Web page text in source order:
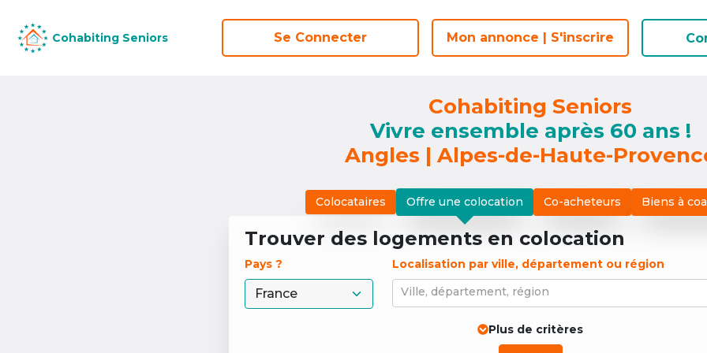
Cohabiting Seniors Se Connecter Mon annonce | S'inscrire
Cohabiting Seniors Se Connecter Mon annonce | S'inscrire
Cohabiting Seniors
Vivre ensemble après 60 ans !
Angles | Alpes-de-Haute-
Colocataires Offre une colocation Co-acheteurs Biens à
Trouver des logements en colocation
Pays ?
Localisation par ville, département ou région
Ville, département, région
Plus de critères